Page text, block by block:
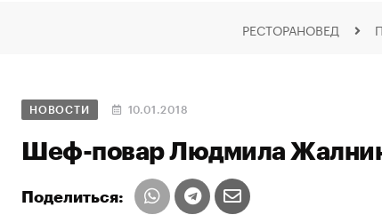
РЕСТОРАНОВЕД
НОВОСТИ 10.01.2018
Шеф-повар Людмила
Поделиться: